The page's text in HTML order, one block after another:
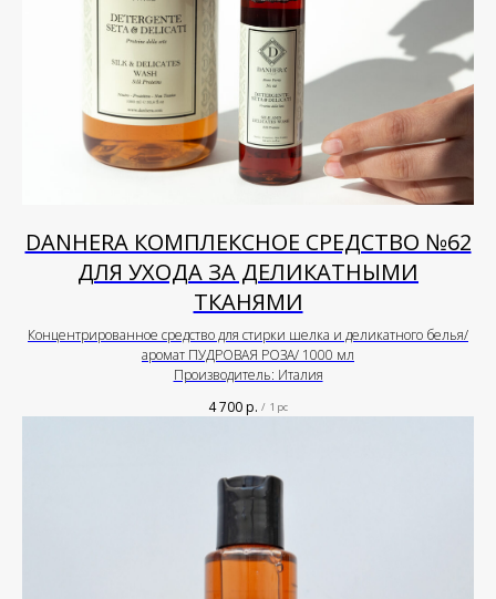
DANHERA КОМПЛЕКСНОЕ СРЕДСТВО №62
ДЛЯ УХОДА ЗА ДЕЛИКАТНЫМИ
ТКАНЯМИ
Концентрированное средство для стирки шелка и деликатного белья/
аромат ПУДРОВАЯ РОЗА/ 1000 мл
Производитель: Италия
4 700р. / 1 pc